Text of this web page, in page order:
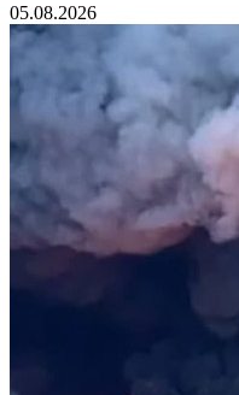
05.08.2026